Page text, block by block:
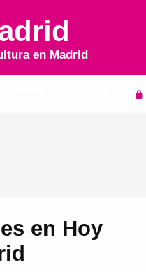
en Madrid
en Hoy